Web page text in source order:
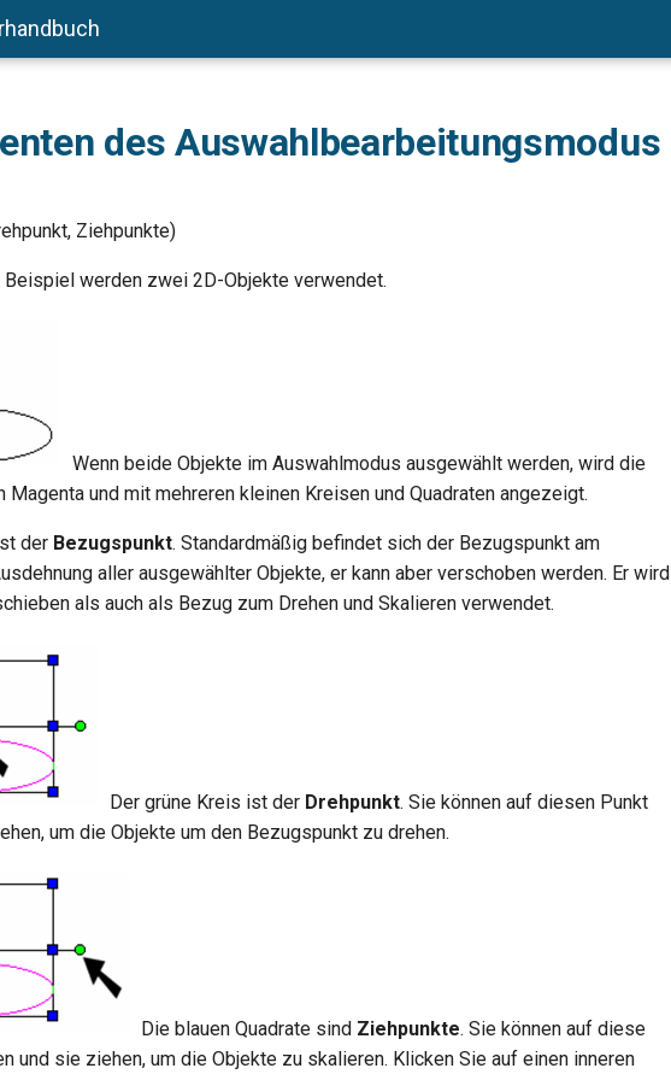
des Auswahlbearbeitungsmodus
Ziehpunkte)
werden zwei 2D-Objekte verwendet.
Wenn beide Objekte im Auswahlmodus ausgewählt werden, wird die
Magenta und mit mehreren kleinen Kreisen und Quadraten angezeigt.
der Bezugspunkt. Standardmäßig befindet sich der Bezugspunkt am
aller ausgewählter Objekte, er kann aber verschoben werden. Er wird
als auch als Bezug zum Drehen und Skalieren verwendet.
Der grüne Kreis ist der Drehpunkt. Sie können auf diesen Punkt
um die Objekte um den Bezugspunkt zu drehen.
Die blauen Quadrate sind Ziehpunkte. Sie können auf diese
und sie ziehen, um die Objekte zu skalieren. Klicken Sie auf einen inneren